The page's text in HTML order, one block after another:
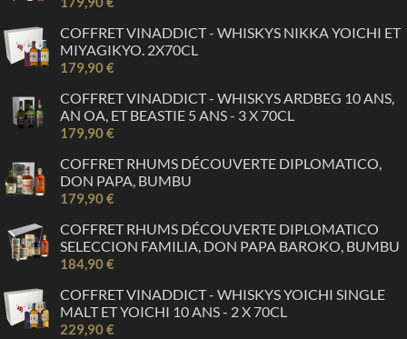
COFFRET VINADDICT - WHISKYS NIKKA YOICHI ET
MIYAGIKYO. 2X70CL
179,90 €
COFFRET VINADDICT - WHISKYS ARDBEG 10 ANS,
AN OA, ET BEASTIE 5 ANS - 3 X 70CL
179,90 €
COFFRET RHUMS DÉCOUVERTE DIPLOMATICO,
DON PAPA, BUMBU
179,90 €
COFFRET RHUMS DÉCOUVERTE DIPLOMATICO
SELECCION FAMILIA, DON PAPA BAROKO, BUMBU
184,90 €
COFFRET VINADDICT - WHISKYS YOICHI SINGLE
MALT ET YOICHI 10 ANS - 2 X 70CL
229,90 €